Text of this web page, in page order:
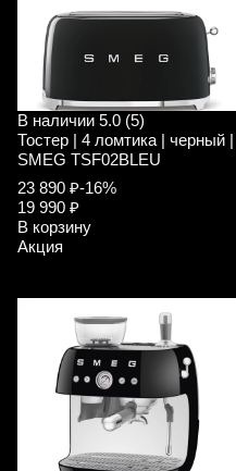
В наличии 5.0 (5)
Тостер | 4 ломтика | черный |
SMEG TSF02BLEU
23 890 ₽-16%
19 990 ₽
В корзину
Акция